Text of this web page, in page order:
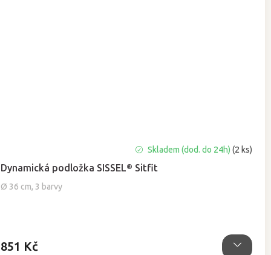
Dynamická podložka SISSEL® Sitfit
Ø 36 cm, 3 barvy
hodnocení
produktu
je
Skladem (dod. do 24h)(2 ks)
851 Kč